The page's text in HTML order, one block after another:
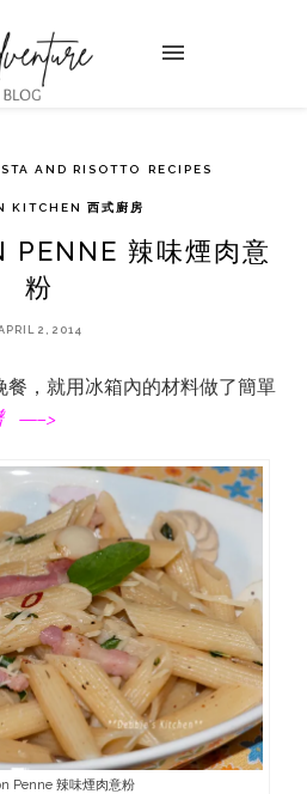
AND RISOTTO RECIPES
KITCHEN 西式廚房
PENNE 辣味煙肉意
粉
2, 2014
，就用冰箱內的材料做了簡單
—–>
Penne 辣味煙肉意粉